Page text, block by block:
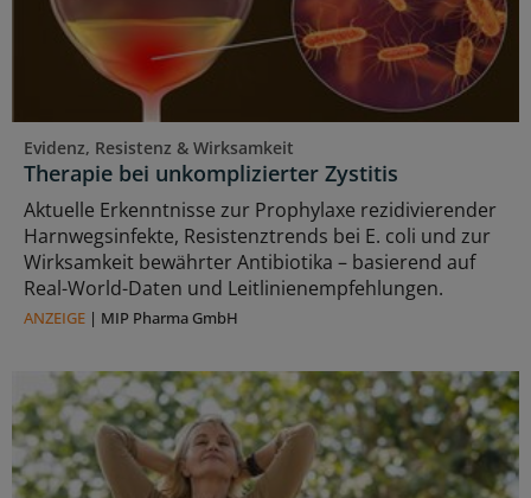
Evidenz, Resistenz & Wirksamkeit
Therapie bei unkomplizierter Zystitis
Aktuelle Erkenntnisse zur Prophylaxe rezidivierender
Harnwegsinfekte, Resistenztrends bei E. coli und zur
Wirksamkeit bewährter Antibiotika – basierend auf
Real-World-Daten und Leitlinienempfehlungen.
ANZEIGE | MIP Pharma GmbH